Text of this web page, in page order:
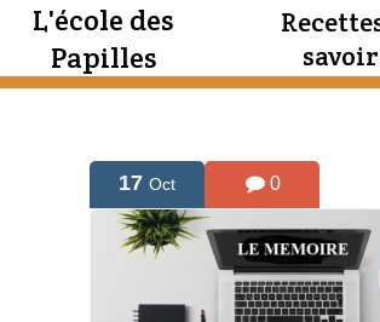
L'école des
Papilles
17 Oct 0